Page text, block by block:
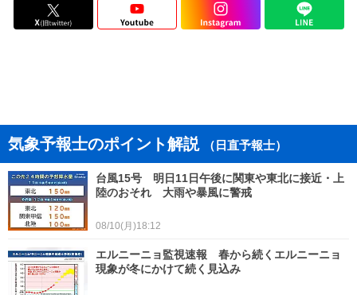
気象予報士のポイント解説 （日直予報士）
台風15号 明日11日午後に関東や東北に接近・上
陸のおそれ 大雨や暴風に警戒
08/10(月)18:12
エルニーニョ監視速報 春から続くエルニーニョ
現象が冬にかけて続く見込み